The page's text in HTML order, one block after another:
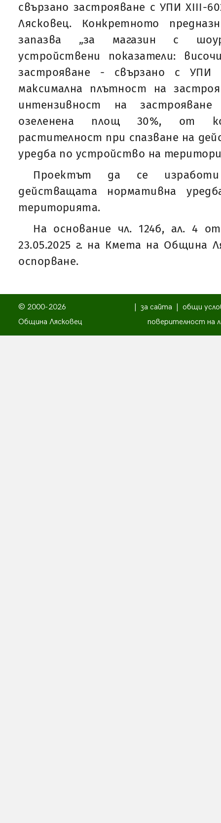
свързано застрояване с УПИ XIII-
Лясковец. Конкретното
запазва „за магазин с
устройствени показатели:
застрояване - свързано с УПИ
максимална плътност на
интензивност на
озеленена площ 30%, от
растителност при спазване на
уредба по устройство на
Проектът да се
действащата нормативна
територията.
На основание чл. 124б, ал. 4
23.05.2025 г. на Кмета на Община
оспорване.
© 2000-2026
Община Лясковец
за сайта
общи
поверителност на